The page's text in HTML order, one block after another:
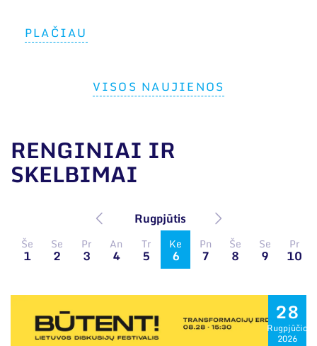
PLAČIAU
VISOS NAUJIENOS
RENGINIAI IR
SKELBIMAI
Rugpjūtis
Še
1
Se
2
Pr
3
An
4
Tr
5
Ke
6
Pn
7
Še
8
Se
9
Pr
10
28
Rugpjūčio
2026